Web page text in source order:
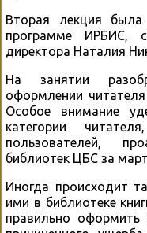
Вторая лекция
программе ИРБИС,
директора Наталия
На занятии
оформлении
Особое внимание
категории
пользователей,
библиотек ЦБС за
Иногда происходит
ими в библиотеке
правильно